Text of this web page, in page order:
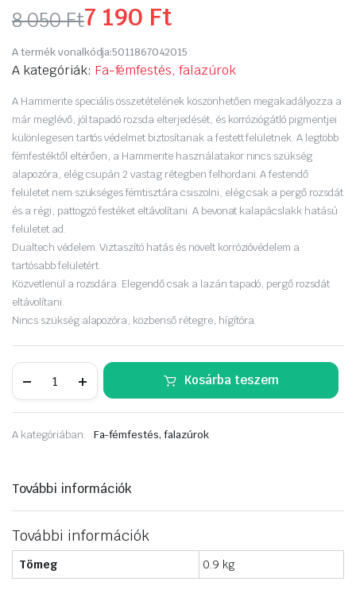
8 050Ft
Original
price
was:
8
050 Ft.
7 190 Ft
Current
price
is:
7
190 Ft.
A termék vonalkódja:5011867042015
A kategóriák: Fa-fémfestés, falazúrok
A Hammerite speciális összetételének köszönhetően megakadályozza a
már meglévő, jól tapadó rozsda elterjedését, és korróziógátló pigmentjei
különlegesen tartós védelmet biztosítanak a festett felületnek. A legtöbb
fémfestéktől eltérően, a Hammerite használatakor nincs szükség
alapozóra, elég csupán 2 vastag rétegben felhordani. A festendő
felületet nem szükséges fémtisztára csiszolni, elég csak a pergő rozsdát
és a régi, pattogzó festéket eltávolítani. A bevonat kalapácslakk hatású
felületet ad.
Dualtech védelem. Viztaszító hatás és növelt korrózióvédelem a
tartósabb felületért.
Közvetlenül a rozsdára. Elegendő csak a lazán tapadó, pergő rozsdát
eltávolítani.
Nincs szükség alapozóra, közbenső rétegre, hígítóra.
Kalapácslakk
közvetlenül
a
0,75liter
Kosárba teszem
A kategóriában: Fa-fémfestés, falazúrok
További információk
További információk
Tömeg 0.9 kg